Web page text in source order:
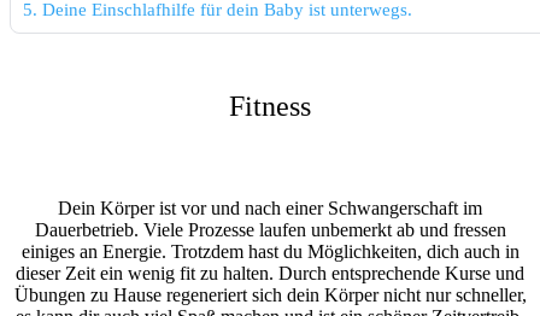
5. Deine Einschlafhilfe für dein Baby ist unterwegs.
Fitness
Dein Körper ist vor und nach einer Schwangerschaft im
Dauerbetrieb. Viele Prozesse laufen unbemerkt ab und fressen
einiges an Energie. Trotzdem hast du Möglichkeiten, dich auch in
dieser Zeit ein wenig fit zu halten. Durch entsprechende Kurse und
Übungen zu Hause regeneriert sich dein Körper nicht nur schneller,